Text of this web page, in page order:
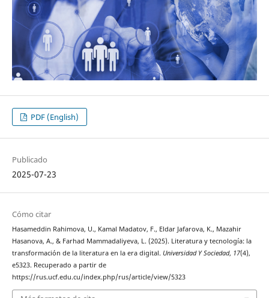
PDF (English)
Publicado
2025-07-23
Cómo citar
Hasameddin Rahimova, U., Kamal Madatov, F., Eldar Jafarova, K., Mazahir
Hasanova, A., & Farhad Mammadaliyeva, L. (2025). Literatura y tecnología: la
transformación de la literatura en la era digital. Universidad Y Sociedad, 17(4),
e5323. Recuperado a partir de
https://rus.ucf.edu.cu/index.php/rus/article/view/5323